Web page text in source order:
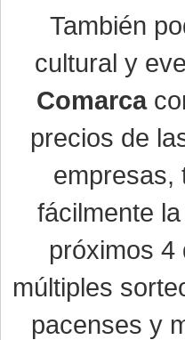
También
cultural y
Comarca
precios de
empresas,
fácilmente
próximos 4
múltiples
pacenses y